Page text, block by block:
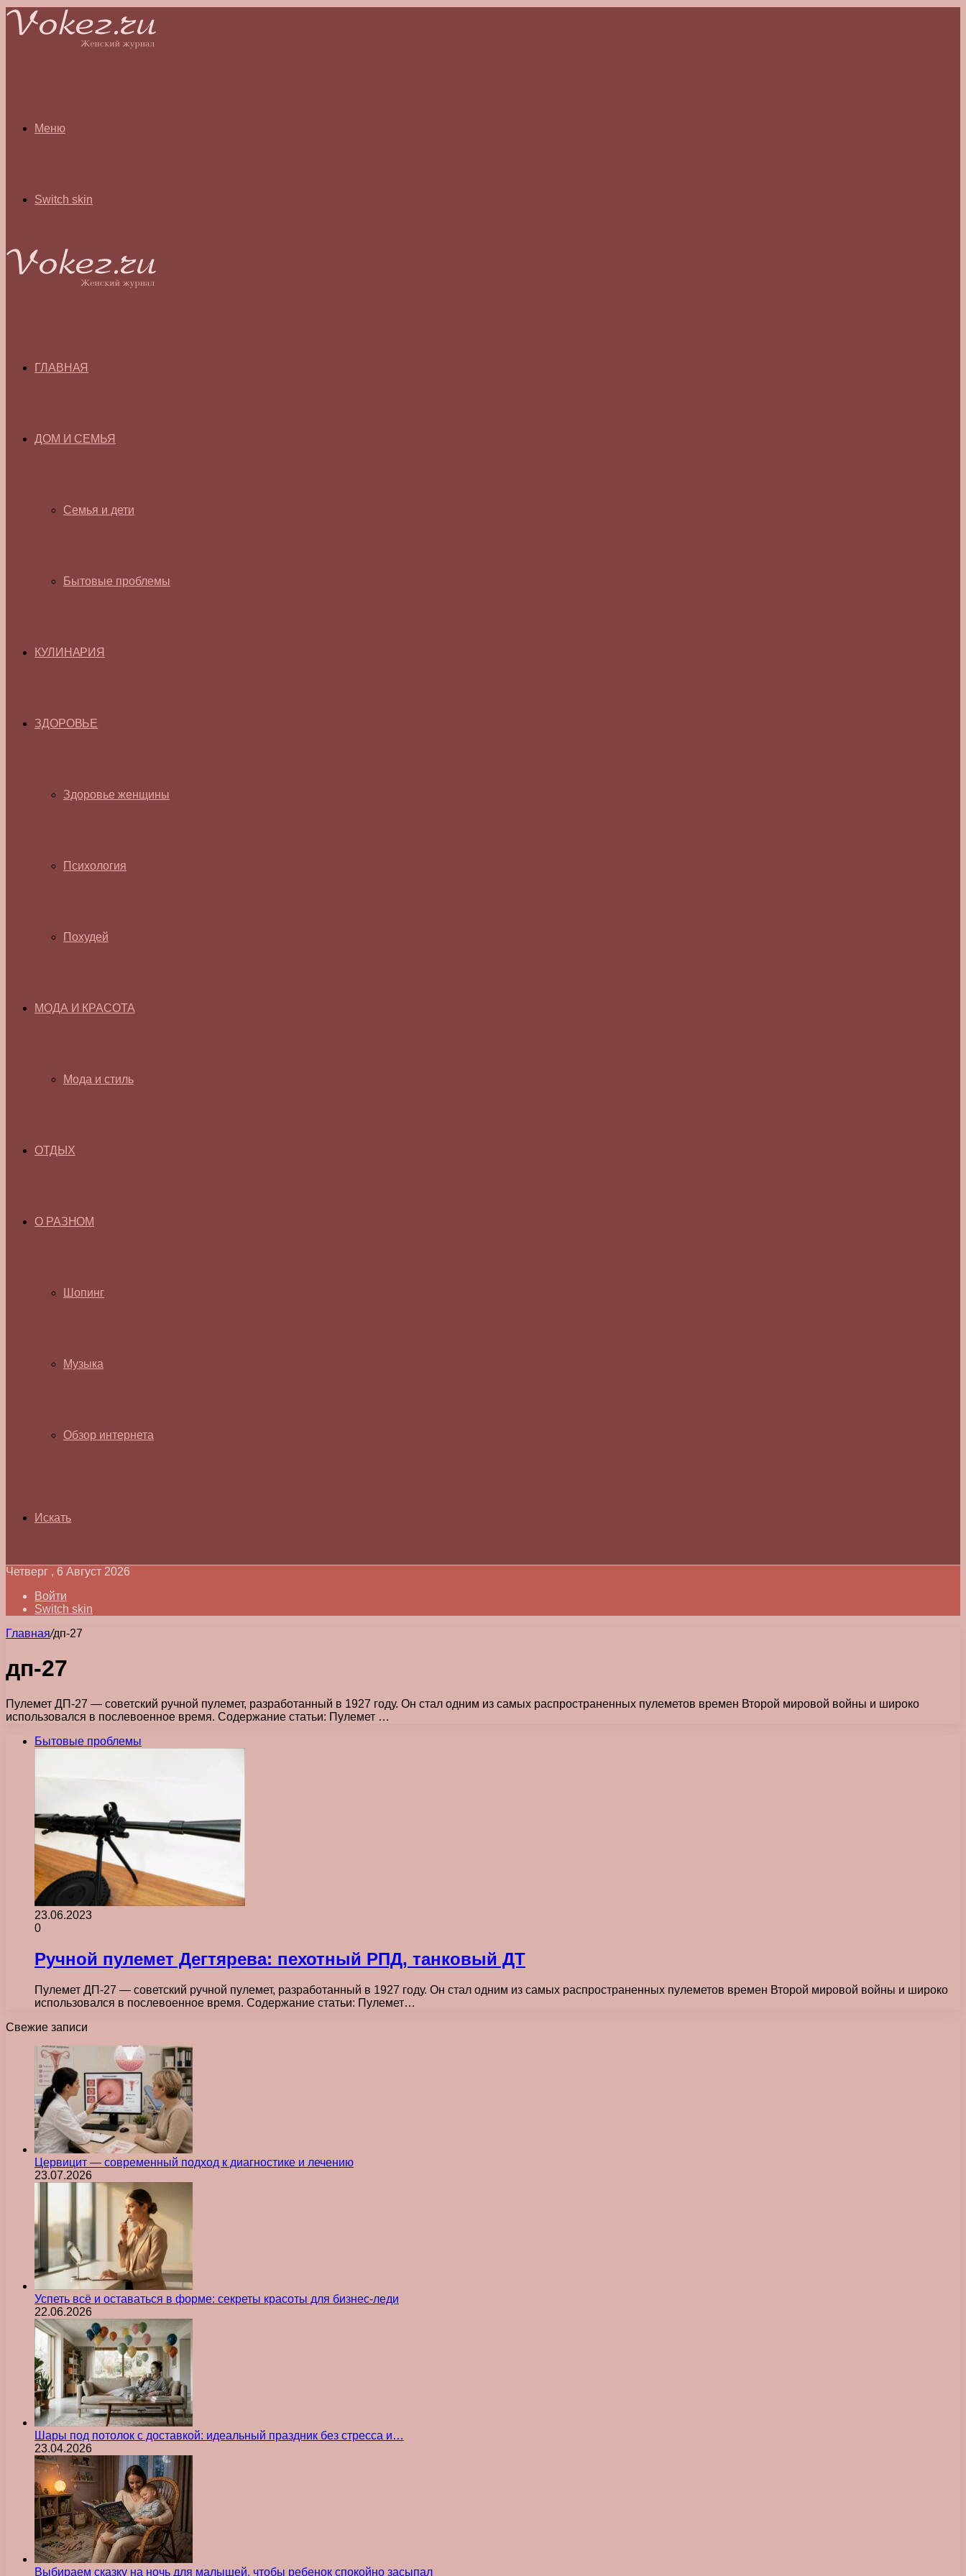
Меню
Switch skin
ГЛАВНАЯ
ДОМ И СЕМЬЯ
Семья и дети
Бытовые проблемы
КУЛИНАРИЯ
ЗДОРОВЬЕ
Здоровье женщины
Психология
Похудей
МОДА И КРАСОТА
Мода и стиль
ОТДЫХ
О РАЗНОМ
Шопинг
Музыка
Обзор интернета
Искать
Четверг , 6 Август 2026
Войти
Switch skin
Главная/дп-27
дп-27
Пулемет ДП-27 — советский ручной пулемет, разработанный в 1927 году. Он стал одним из самых распространенных пулеметов времен Второй мировой войны и широко
использовался в послевоенное время. Содержание статьи: Пулемет …
Бытовые проблемы
23.06.2023
0
Ручной пулемет Дегтярева: пехотный РПД, танковый ДТ
Пулемет ДП-27 — советский ручной пулемет, разработанный в 1927 году. Он стал одним из самых распространенных пулеметов времен Второй мировой войны и широко
использовался в послевоенное время. Содержание статьи: Пулемет…
Свежие записи
Цервицит — современный подход к диагностике и лечению
23.07.2026
Успеть всё и оставаться в форме: секреты красоты для бизнес-леди
22.06.2026
Шары под потолок с доставкой: идеальный праздник без стресса и…
23.04.2026
Выбираем сказку на ночь для малышей, чтобы ребенок спокойно засыпал